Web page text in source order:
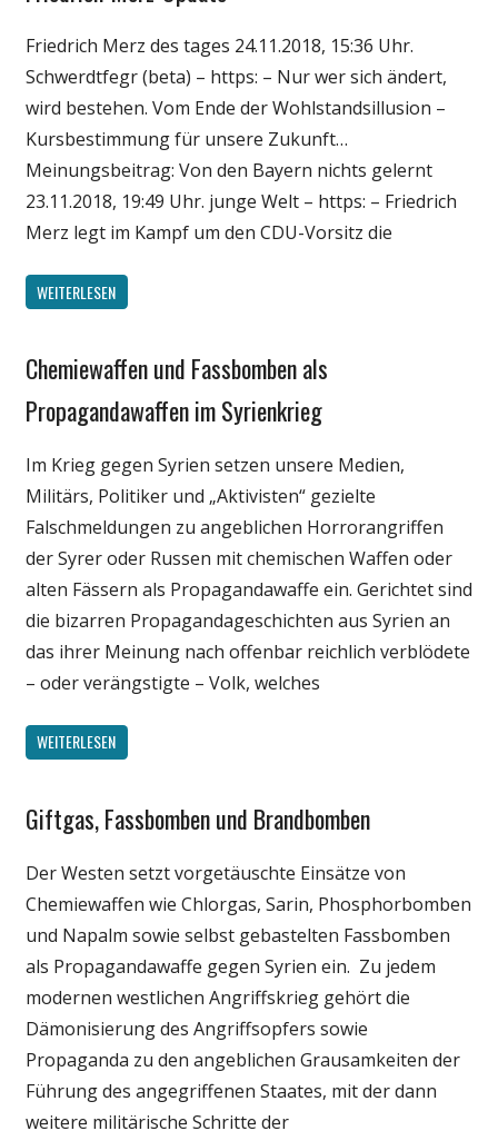
Wirtschaft
Friedrich Merz des tages 24.11.2018, 15:36 Uhr.
Schwerdtfegr (beta) – https: – Nur wer sich ändert,
wird bestehen. Vom Ende der Wohlstandsillusion –
Kursbestimmung für unsere Zukunft…
Meinungsbeitrag: Von den Bayern nichts gelernt
23.11.2018, 19:49 Uhr. junge Welt – https: – Friedrich
Merz legt im Kampf um den CDU-Vorsitz die
WEITERLESEN
Gesellschaft
Politik
Wissenschaft
Chemiewaffen und Fassbomben als
Propagandawaffen im Syrienkrieg
Im Krieg gegen Syrien setzen unsere Medien,
Militärs, Politiker und „Aktivisten“ gezielte
Falschmeldungen zu angeblichen Horrorangriffen
der Syrer oder Russen mit chemischen Waffen oder
alten Fässern als Propagandawaffe ein. Gerichtet sind
die bizarren Propagandageschichten aus Syrien an
das ihrer Meinung nach offenbar reichlich verblödete
– oder verängstigte – Volk, welches
WEITERLESEN
Gesellschaft
Politik
Wissenschaft
Giftgas, Fassbomben und Brandbomben
Der Westen setzt vorgetäuschte Einsätze von
Chemiewaffen wie Chlorgas, Sarin, Phosphorbomben
und Napalm sowie selbst gebastelten Fassbomben
als Propagandawaffe gegen Syrien ein. Zu jedem
modernen westlichen Angriffskrieg gehört die
Dämonisierung des Angriffsopfers sowie
Propaganda zu den angeblichen Grausamkeiten der
Führung des angegriffenen Staates, mit der dann
weitere militärische Schritte der